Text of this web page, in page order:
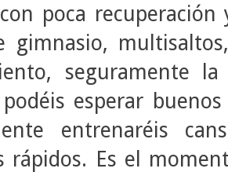
poca
gimnasio,
seguramente
esperar
entrenaréis
rápidos. Es el